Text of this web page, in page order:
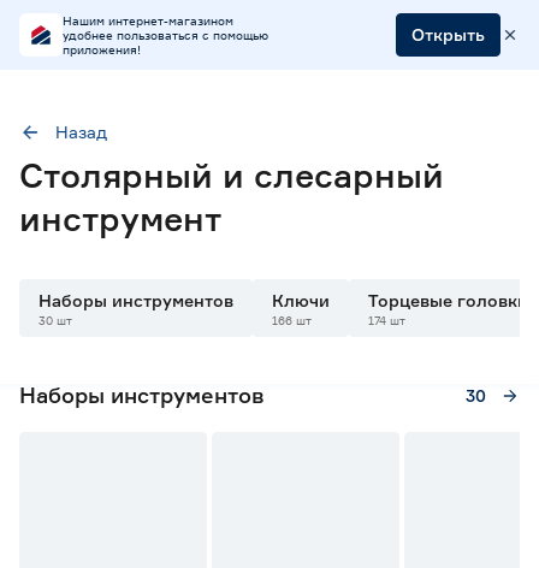
Нашим интернет-магазином
удобнее пользоваться с помощью
приложения!
Открыть
Назад
Столярный и слесарный
инструмент
Наборы инструментов
30 шт
Ключи
166 шт
Торцевые головки
174 шт
Наборы инструментов 30